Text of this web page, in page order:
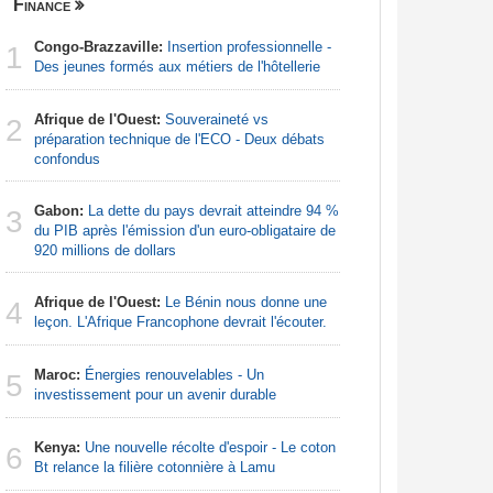
Finance
1 Congo-Brazzaville: Insertion professionnelle -
Des jeunes formés aux métiers de l'hôtellerie
2 Afrique de l'Ouest: Souveraineté vs
préparation technique de l'ECO - Deux débats
confondus
3 Gabon: La dette du pays devrait atteindre 94 %
du PIB après l'émission d'un euro-obligataire de
920 millions de dollars
4 Afrique de l'Ouest: Le Bénin nous donne une
leçon. L'Afrique Francophone devrait l'écouter.
5 Maroc: Énergies renouvelables - Un
investissement pour un avenir durable
6 Kenya: Une nouvelle récolte d'espoir - Le coton
Bt relance la filière cotonnière à Lamu